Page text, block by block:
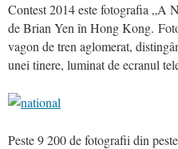
Contest 2014 este fotografia „A
de Brian Yen în Hong Kong.
vagon de tren aglomerat,
unei tinere, luminat de ecranul
Peste 9 200 de fotografii din